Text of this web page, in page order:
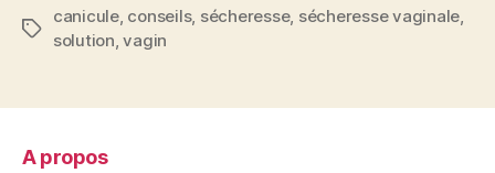
Étiquettes
canicule, conseils, sécheresse, sécheresse vaginale
solution ,vagin
A propos